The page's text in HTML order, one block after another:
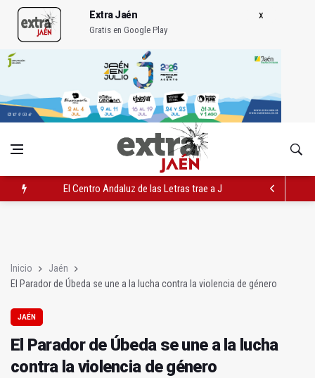
Extra Jaén
Gratis en Google Play
El Centro Andaluz de las Letras trae a Jaén al filósofo Omar
Inicio
Jaén
El Parador de Úbeda se une a la lucha contra la violencia de género
JAÉN
El Parador de Úbeda se une a la lucha
contra la violencia de género